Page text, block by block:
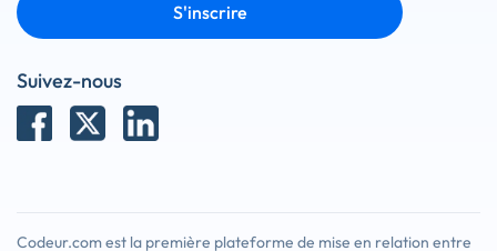
S'inscrire
Suivez-nous
Codeur.com est la première plateforme de mise en relation entre